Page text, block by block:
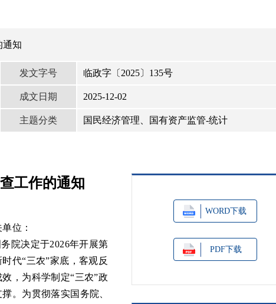
通知
发文字号 临政字〔2025〕135号
成文日期 2025-12-02
主题分类 国民经济管理、国有资产监管-统计
工作的通知
单位 ：
院决定于2026年开展第
代“三农”家底，客观反
，为科学制定“三农”政
。为贯彻落实国务院、
WORD下载
PDF下载